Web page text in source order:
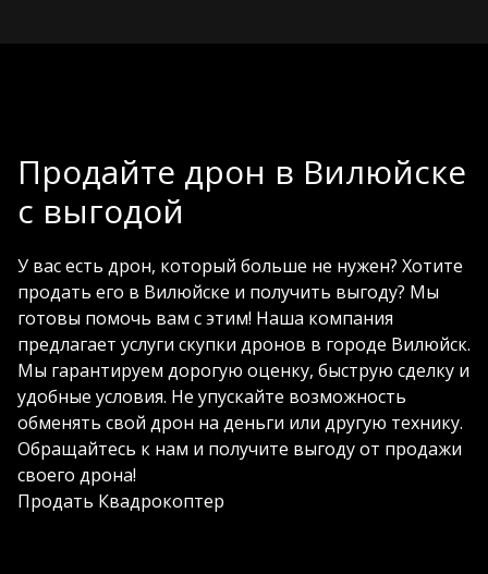
Продайте дрон в Вилюйске
с выгодой
У вас есть дрон, который больше не нужен? Хотите
продать его в Вилюйске и получить выгоду? Мы
готовы помочь вам с этим! Наша компания
предлагает услуги скупки дронов в городе Вилюйск.
Мы гарантируем дорогую оценку, быструю сделку и
удобные условия. Не упускайте возможность
обменять свой дрон на деньги или другую технику.
Обращайтесь к нам и получите выгоду от продажи
своего дрона!
Продать Квадрокоптер